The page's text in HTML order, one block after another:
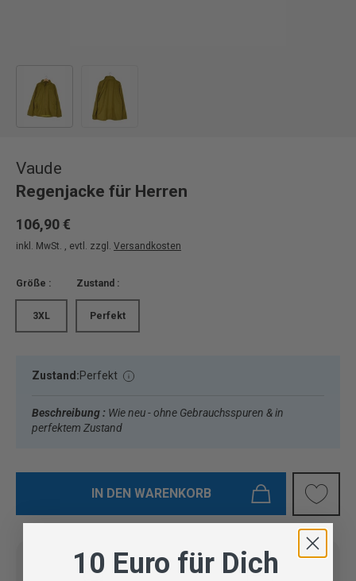
Vaude
Regenjacke für Herren
106,90 €
inkl. MwSt. , evtl. zzgl. Versandkosten
Größe :
3XL
Zustand :
Perfekt
Zustand:Perfekt
Beschreibung : Wie neu - ohne Gebrauchsspuren & in
perfektem Zustand
IN DEN WARENKORB
10 Euro für Dich